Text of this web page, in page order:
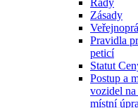
Řády
Zásady
Pravidla
peticí
Statut
Postup a
vozidel na
místní